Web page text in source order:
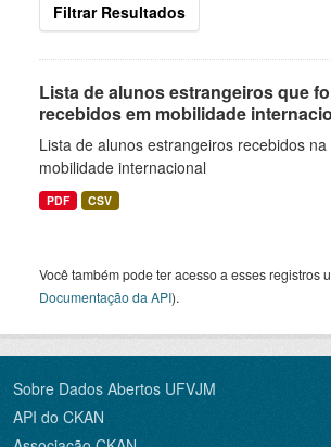
Filtrar Resultados
Lista de alunos estrangeiros que
recebidos em mobilidade
Lista de alunos estrangeiros recebidos na
mobilidade internacional
PDF CSV
Você também pode ter acesso a esses registros
Documentação da API).
Sobre Dados Abertos UFVJM
API do CKAN